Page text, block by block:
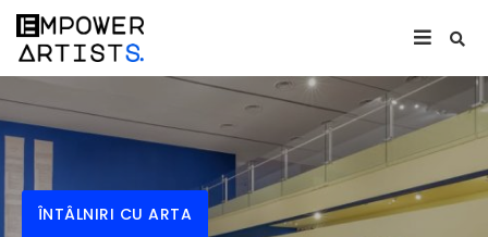
ÎNTÂLNIRI CU ARTA